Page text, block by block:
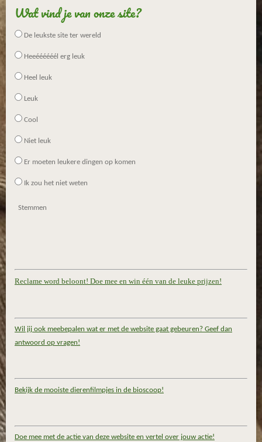
Wat vind je van onze site?
De leukste site ter wereld
Heeéééééél erg leuk
Heel leuk
Leuk
Cool
Niet leuk
Er moeten leukere dingen op komen
Ik zou het niet weten
Stemmen
Reclame word beloont! Doe mee en win één van de leuke prijzen!
Wil jij ook meebepalen wat er met de website gaat gebeuren? Geef dan
antwoord op vragen!
Bekijk de mooiste dierenfilmpjes in de bioscoop!
Doe mee met de actie van deze website en vertel over jouw actie!